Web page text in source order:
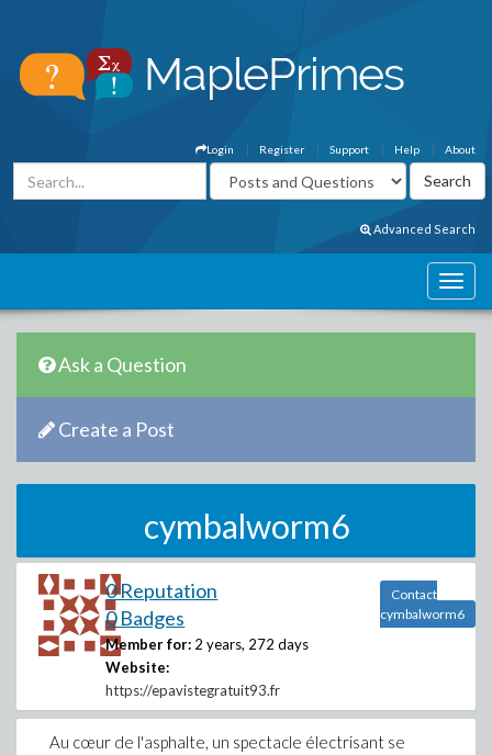
About
Help
Support
Register
Login
Advanced Search
Ask a Question
Create a Post
cymbalworm6
0 Reputation
0 Badges
Member for: 2 years, 272 days
Website:
https://epavistegratuit93.fr
Contact
cymbalworm6
Au cœur de l'asphalte, un spectacle électrisant se